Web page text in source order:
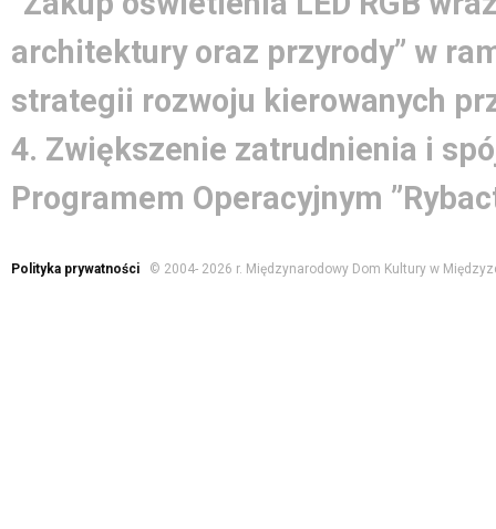
architektury oraz przyrody” w
strategii rozwoju kierowanych
4. Zwiększenie zatrudnienia i
Programem Operacyjnym
Polityka prywatności© 2004- 2026 r. Międzynarodowy Dom Kultury w